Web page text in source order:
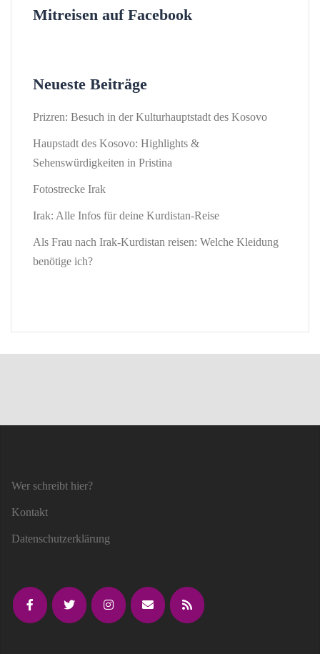
Mitreisen auf Facebook
Neueste Beiträge
Prizren: Besuch in der Kulturhauptstadt des Kosovo
Haupstadt des Kosovo: Highlights &
Sehenswürdigkeiten in Pristina
Fotostrecke Irak
Irak: Alle Infos für deine Kurdistan-Reise
Als Frau nach Irak-Kurdistan reisen: Welche Kleidung
benötige ich?
Wer schreibt hier?
Kontakt
Datenschutzerklärung